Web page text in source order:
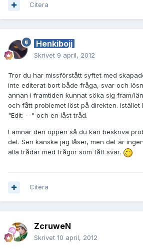
Citera
Henkibojj
Skrivet 9 april, 2012
Tror du har missförstått syftet med
inte editerat bort både fråga, svar och
annan i framtiden kunnat söka sig fram/
och fått problemet löst på direkten. Istället
"Edit: --" och en låst tråd.
Lämnar den öppen så du kan beskriva
det. Sen kanske jag låser, men det är
alla trådar med frågor som fått svar.
Citera
ZcruweN
Skrivet 10 april, 2012